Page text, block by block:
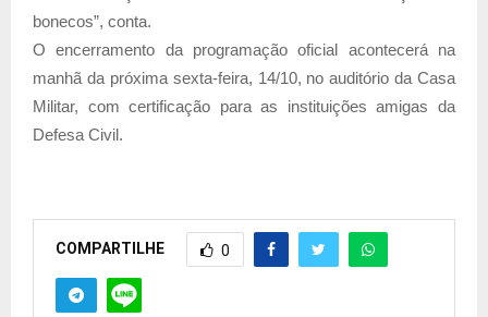
bonecos”, conta.
O encerramento da programação oficial acontecerá na
manhã da próxima sexta-feira, 14/10, no auditório da Casa
Militar, com certificação para as instituições amigas da
Defesa Civil.
COMPARTILHE 0